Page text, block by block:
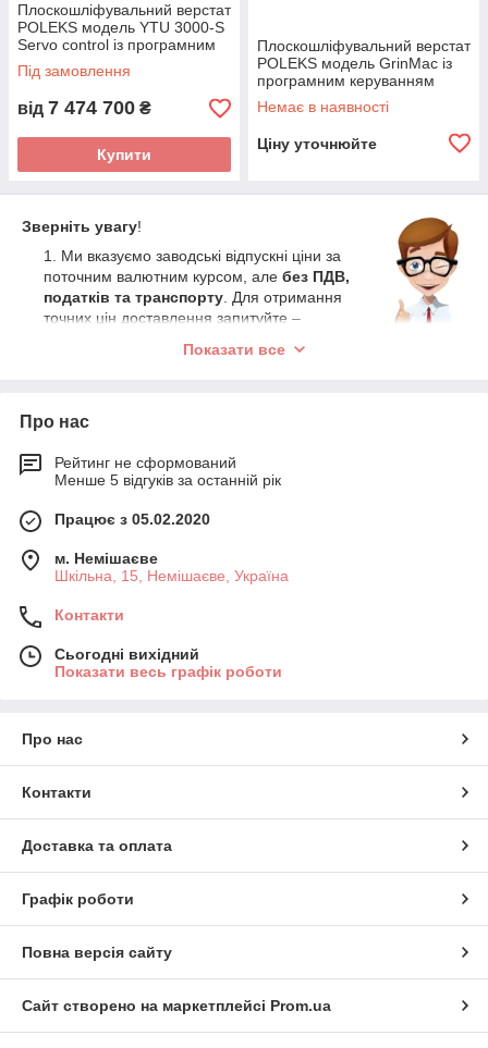
Плоскошліфувальний верстат
POLEKS модель YTU 3000-S
Servo control із програмним
керуванням (Туреччина)
Під замовлення
від 7 474 700 ₴
Купити
Плоскошліфувальний верстат
POLEKS модель GrinMac із
програмним керуванням
(Туреччина)
Немає в наявності
Ціну уточнюйте
Зверніть увагу!
Ми вказуємо заводські відпускні ціни за
поточним валютним курсом, але без ПДВ,
податків та транспорту . Для отримання
точних цін доставлення запитуйте –
5-10%), ПДВ (20%) та трохи (5-10%) на
цілком реальну ціну, за яку реально можна купити це
обладнання. Ця реальна ціна
приблизно в 1,3-1,4
раза вища за вказану в нашому магазині
аналогічне обладнання
за цей рівень , то такі ціни свідомо завищені не цілком
Показати все
Про нас
Рейтинг не сформований
Менше 5 відгуків за останній рік
Працює з 05.02.2020
м. Немішаєве
Шкільна, 15, Немішаєве, Україна
Контакти
Сьогодні вихідний
Показати весь графік роботи
Про нас
Контакти
Доставка та оплата
Графік роботи
Повна версія сайту
Сайт створено на маркетплейсі Prom.ua